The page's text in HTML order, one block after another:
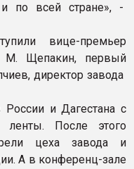
по всей стране», -
вице-премьер
М. Щепакин, первый
директор завода
и Дагестана с
ленты. После этого
цеха завода и
А в конференц-зале